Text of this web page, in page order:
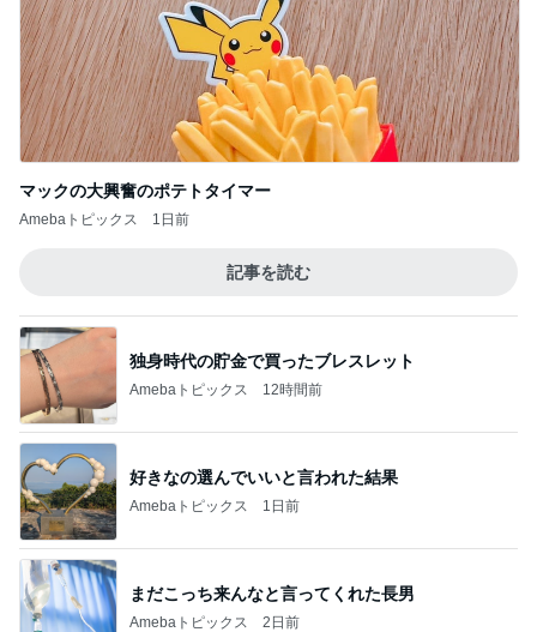
マックの大興奮のポテトタイマー
Amebaトピックス 1日前
記事を読む
独身時代の貯金で買ったブレスレット
Amebaトピックス 12時間前
好きなの選んでいいと言われた結果
Amebaトピックス 1日前
まだこっち来んなと言ってくれた長男
Amebaトピックス 2日前